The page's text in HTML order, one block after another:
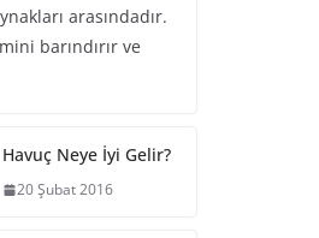
arasındadır.
barındırır ve
Havuç Neye İyi Gelir?
20 Şubat 2016